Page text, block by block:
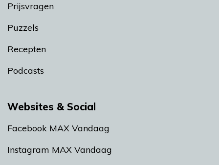
Prijsvragen
Puzzels
Recepten
Podcasts
Websites & Social
Facebook MAX Vandaag
Instagram MAX Vandaag